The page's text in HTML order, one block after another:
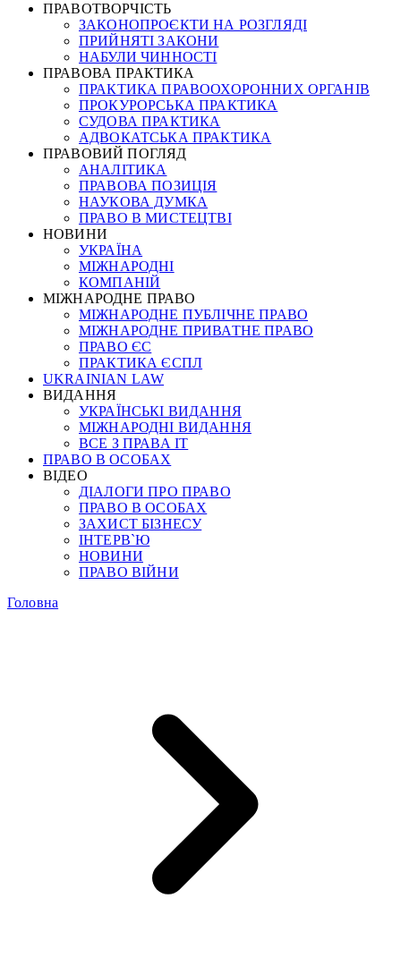
ПРАВОТВОРЧІСТЬ
ЗАКОНОПРОЄКТИ НА РОЗГЛЯДІ
ПРИЙНЯТІ ЗАКОНИ
НАБУЛИ ЧИННОСТІ
ПРАВОВА ПРАКТИКА
ПРАКТИКА ПРАВООХОРОННИХ ОРГАНІВ
ПРОКУРОРСЬКА ПРАКТИКА
СУДОВА ПРАКТИКА
АДВОКАТСЬКА ПРАКТИКА
ПРАВОВИЙ ПОГЛЯД
АНАЛІТИКА
ПРАВОВА ПОЗИЦІЯ
НАУКОВА ДУМКА
ПРАВО В МИСТЕЦТВІ
НОВИНИ
УКРАЇНА
МІЖНАРОДНІ
КОМПАНІЙ
МІЖНАРОДНЕ ПРАВО
МІЖНАРОДНЕ ПУБЛІЧНЕ ПРАВО
МІЖНАРОДНЕ ПРИВАТНЕ ПРАВО
ПРАВО ЄС
ПРАКТИКА ЄСПЛ
UKRAINIAN LAW
ВИДАННЯ
УКРАЇНСЬКІ ВИДАННЯ
МІЖНАРОДНІ ВИДАННЯ
ВСЕ З ПРАВА ІТ
ПРАВО В ОСОБАХ
ВІДЕО
ДІАЛОГИ ПРО ПРАВО
ПРАВО В ОСОБАХ
ЗАХИСТ БІЗНЕСУ
ІНТЕРВ`Ю
НОВИНИ
ПРАВО ВІЙНИ
Головна